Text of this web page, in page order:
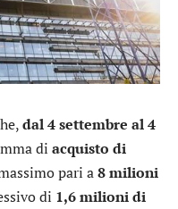
dal 4 settembre al 4
di acquisto di
pari a8 milioni
di 1,6 milioni di